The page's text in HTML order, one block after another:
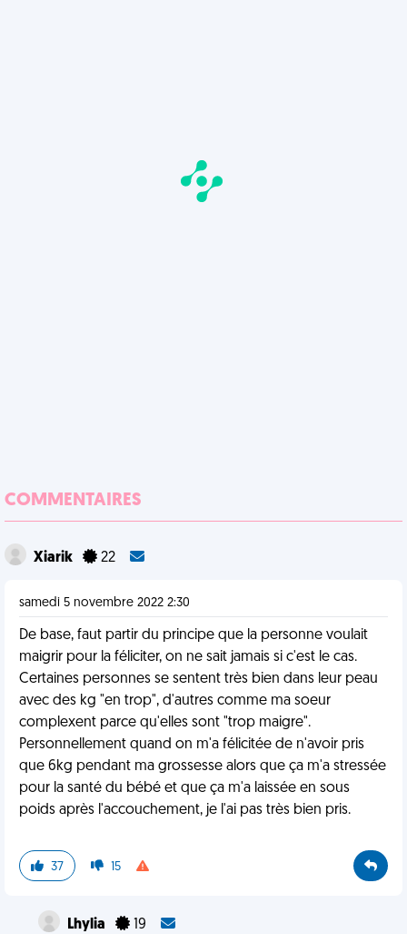
COMMENTAIRES
Xiarik 22
samedi 5 novembre 2022 2:30
De base, faut partir du principe que la personne voulait
maigrir pour la féliciter, on ne sait jamais si c'est le cas.
Certaines personnes se sentent très bien dans leur peau
avec des kg "en trop", d'autres comme ma soeur
complexent parce qu'elles sont "trop maigre".
Personnellement quand on m'a félicitée de n'avoir pris
que 6kg pendant ma grossesse alors que ça m'a stressée
pour la santé du bébé et que ça m'a laissée en sous
poids après l'accouchement, je l'ai pas très bien pris.
37 15
Lhylia 19